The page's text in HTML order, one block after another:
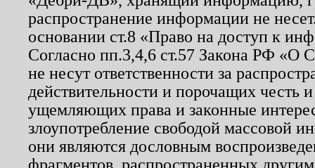
распространение информации не
основании ст.8 «Право на доступ к
Согласно пп.3,4,6 ст.57 Закона РФ «О
не несут ответственности за
действительности и порочащих честь
ущемляющих права и законные
злоупотребление свободой массовой
они являются дословным
фрагментов, распространенных